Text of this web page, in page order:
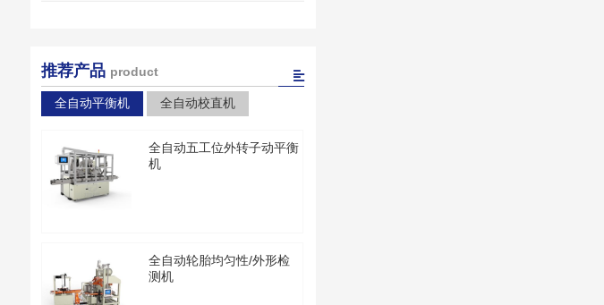
推荐产品 product
全自动平衡机 全自动校直机
全自动五工位外转子动平衡
机
全自动轮胎均匀性/外形检
测机